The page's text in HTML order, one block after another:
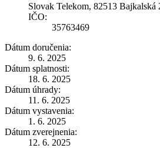
Slovak Telekom, 82513 Bajkalská
IČO:
35763469
Dátum doručenia:
9. 6. 2025
Dátum splatnosti:
18. 6. 2025
Dátum úhrady:
11. 6. 2025
Dátum vystavenia:
1. 6. 2025
Dátum zverejnenia:
12. 6. 2025